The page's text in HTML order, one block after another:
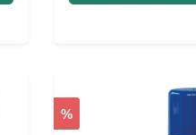
%